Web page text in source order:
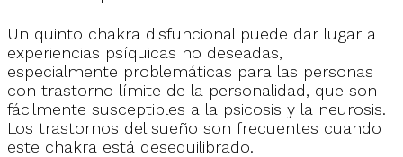
Un quinto chakra disfuncional puede dar lugar a
experiencias psíquicas no deseadas,
especialmente problemáticas para las personas
con trastorno límite de la personalidad, que son
fácilmente susceptibles a la psicosis y la neurosis.
Los trastornos del sueño son frecuentes cuando
este chakra está desequilibrado.